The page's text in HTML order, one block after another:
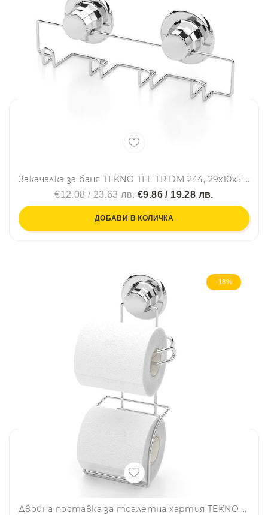
Закачалка за баня TEKNO TEL TR DM 244, 29х10х5 см, 4 куки, Вакуум, Хром
€12.08 / 23.63 лв.€9.86 / 19.28 лв.
ДОБАВИ В КОЛИЧКА
-18%
Двойна поставка за тоалетна хартия TEKNO TEL TR DM 282, 14х14х30 см, Вакуум, Хром